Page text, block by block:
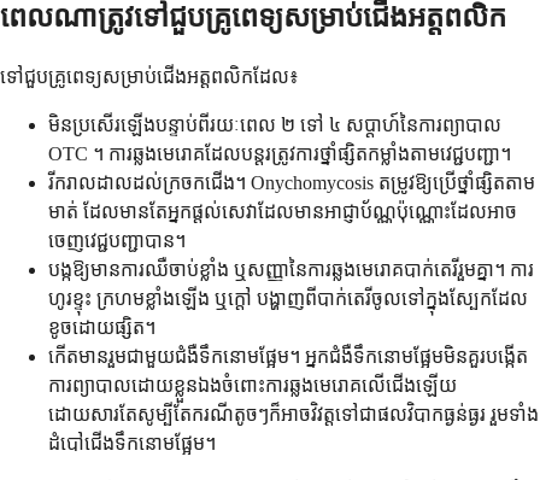
ពេលណាត្រូវទៅជួបគ្រូពេទ្យសម្រាប់ជើងអត្តពលិក
ទៅជួបគ្រូពេទ្យសម្រាប់ជើងអត្តពលិកដែល៖
មិនប្រសើរឡើងបន្ទាប់ពីរយៈពេល ២ ទៅ ៤ សប្តាហ៍នៃការព្យាបាល
OTC ។ ការឆ្លងមេរោគដែលបន្តរត្រូវការថ្នាំផ្សិតកម្លាំងតាមវេជ្ជបញ្ជា។
រីករាលដាលដល់ក្រចកជើង។ Onychomycosis តម្រូវឱ្យប្រើថ្នាំផ្សិតតាម
មាត់ ដែលមានតែអ្នកផ្តល់សេវាដែលមានអាជ្ញាប័ណ្ណប៉ុណ្ណោះដែលអាច
ចេញវេជ្ជបញ្ជាបាន។
បង្កឱ្យមានការឈឺចាប់ខ្លាំង ឬសញ្ញានៃការឆ្លងមេរោគបាក់តេរីរួមគ្នា។ ការ
ហូរខ្ទុះ ក្រហមខ្លាំងឡើង ឬក្តៅ បង្ហាញពីបាក់តេរីចូលទៅក្នុងស្បែកដែល
ខូចដោយផ្សិត។
កើតមានរួមជាមួយជំងឺទឹកនោមផ្អែម។ អ្នកជំងឺទឹកនោមផ្អែមមិនគួរបង្កើត
ការព្យាបាលដោយខ្លួនឯងចំពោះការឆ្លងមេរោគលើជើងឡើយ
ដោយសារតែសូម្បីតែករណីតូចៗក៏អាចវិវត្តទៅជាផលវិបាកធ្ងន់ធ្ងរ រួមទាំង
ដំបៅជើងទឹកនោមផ្អែម។